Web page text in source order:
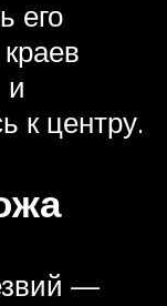
его
и
к центру.
—